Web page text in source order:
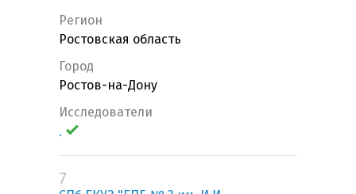
Регион
Ростовская область
Город
Ростов-на-Дону
Исследователи
.
7